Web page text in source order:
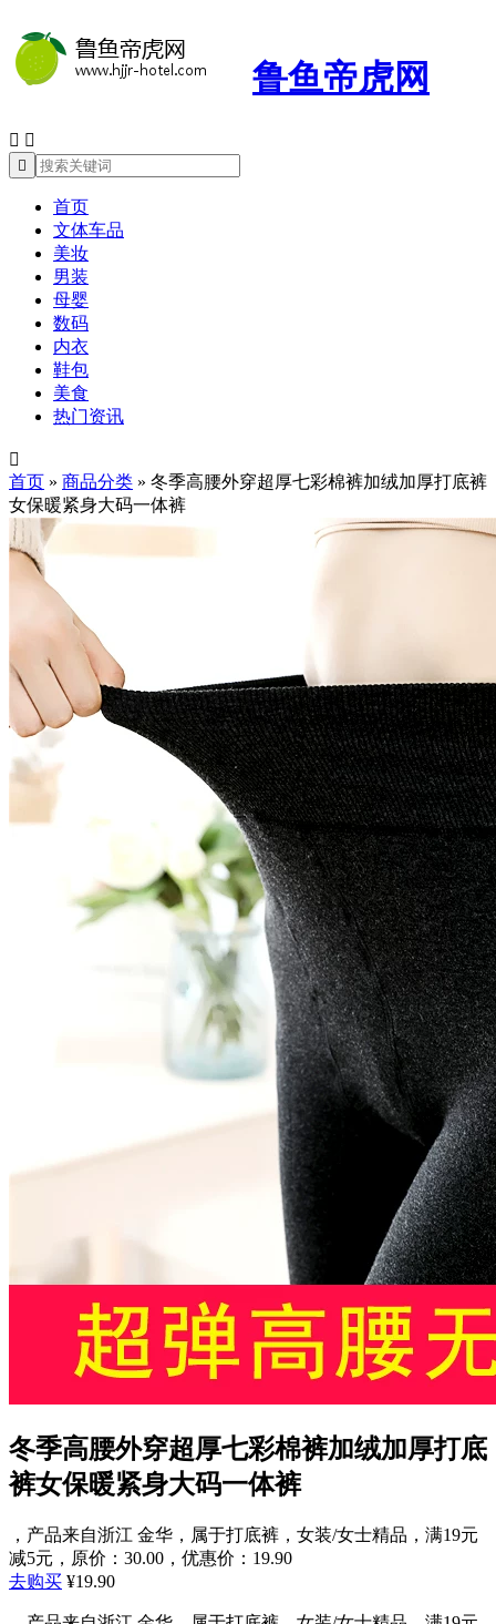
鲁鱼帝虎网
 

首页
文体车品
美妆
男装
母婴
数码
内衣
鞋包
美食
热门资讯

首页 » 商品分类 » 冬季高腰外穿超厚七彩棉裤加绒加厚打底裤
女保暖紧身大码一体裤
冬季高腰外穿超厚七彩棉裤加绒加厚打底
裤女保暖紧身大码一体裤
，产品来自浙江 金华，属于打底裤，女装/女士精品，满19元
减5元，原价：30.00，优惠价：19.90
去购买 ¥19.90